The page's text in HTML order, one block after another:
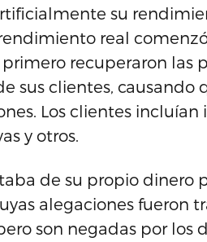
su
real
recuperaron las
sus clientes,
Los clientes
y otros.
de su propio
alegaciones fueron
son negadas por los